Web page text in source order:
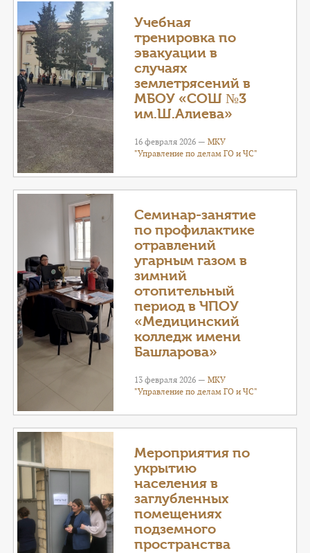
Учебная
тренировка по
эвакуации в
случаях
землетрясений в
МБОУ «СОШ №3
им.Ш.Алиева»
16 февраля 2026 —МКУ
"Управление по делам ГО и ЧС"
Семинар-занятие
по профилактике
отравлений
угарным газом в
зимний
отопительный
период в ЧПОУ
«Медицинский
колледж имени
Башларова»
13 февраля 2026 —МКУ
"Управление по делам ГО и ЧС"
Мероприятия по
укрытию
населения в
заглубленных
помещениях
подземного
пространства